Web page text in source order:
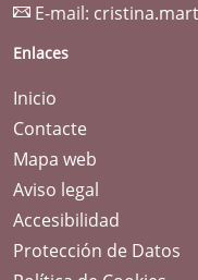
E-mail:
Enlaces
Inicio
Contacte
Mapa web
Aviso legal
Accesibilidad
Protección de Datos